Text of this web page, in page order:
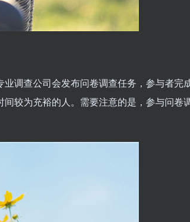
调查公司会发布问卷调查任务，参与者完
较为充裕的人。需要注意的是，参与问卷